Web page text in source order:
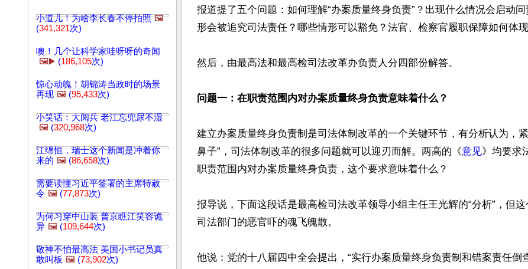
小道儿！为啥李长春不停拍照 🖼️
(341,321次)
噢！几个让科学家哇呀呀的奇闻
🖼️▶️ (186,105次)
惊心动魄！胡锦涛当政时的场景
再现 🖼️ (95,433次)
小笑话：大阅兵 老江忘兜尿不湿
🖼️ (320,968次)
江绵恒，瑞士这个新闻是冲着你
来的 🖼️ (86,658次)
需要读懂习近平签署的主席特赦
令 🖼️ (77,873次)
为何习穿中山装 普京瞧江笑容诡
异 🖼️ (109,644次)
敬神不怕最高法 美国小书记员真
敢叫板 🖼️ (73,902次)
报道提了五个问题：如何理解“办案质量终身负责”？出现什么情况会启动
形会被追究司法责任？哪些情形可以豁免？法官、检察官履职保障如何体
然后，由最高法和最高检司法改革办负责人分四部份解答。
问题一：在职责范围内对办案质量终身负责意味着什么？
建立办案质量终身负责制是司法体制改革的一个关键环节，有分析认为，
鼻子”，司法体制改革的很多问题就可以迎刃而解。两高的《意见》均要求
职责范围内对办案质量终身负责，这个要求意味着什么？
报导说，下面这段话是最高检司法改革领导小组主任王光辉的“分析”，但
司法部门的恶官吓的魂飞魄散。
他说：党的十八届四中全会提出，“实行办案质量终身负责制和错案责任倒